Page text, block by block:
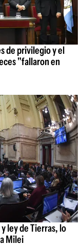
de privilegio y el
"fallaron en
ley de Tierras, lo
Milei